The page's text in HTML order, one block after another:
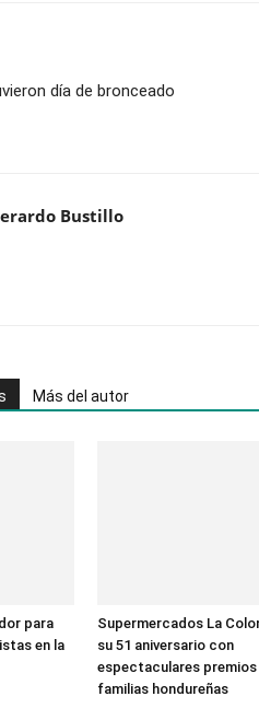
día de bronceado
Bustillo
Más del autor
para
en la
Supermercados La
su 51 aniversario con
espectaculares premios
familias hondureñas